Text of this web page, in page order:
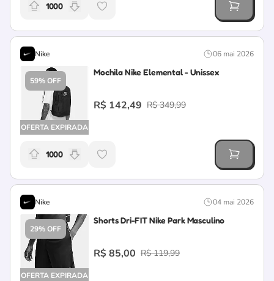
Relevância da oferta: 1000 pontos
1000
06 mai 2026
Nike
59% OFF
OFERTA EXPIRADA
Mochila Nike Elemental - Unissex
R$ 142,49 R$ 349,99
Relevância da oferta: 1000 pontos
1000
04 mai 2026
Nike
29% OFF
OFERTA EXPIRADA
Shorts Dri-FIT Nike Park Masculino
R$ 85,00 R$ 119,99